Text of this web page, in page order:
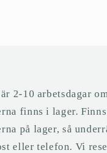
2-10 arbetsdagar om
finns i lager.
på lager, så
eller telefon. Vi